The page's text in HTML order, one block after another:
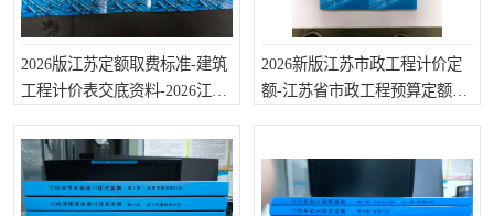
2026版江苏定额取费标准-建筑
工程计价表交底资料-2026江苏
2026新版江苏市政工程计价定
额-江苏省市政工程预算定额全
依据
海南省建设工程预算定额 浙江省建设工程预算定额
电力工程预算概算定额 重庆市建设工程计价定额
江苏省建设工程计价定额
额
四川省清单定额 河南省建设工程预算定额